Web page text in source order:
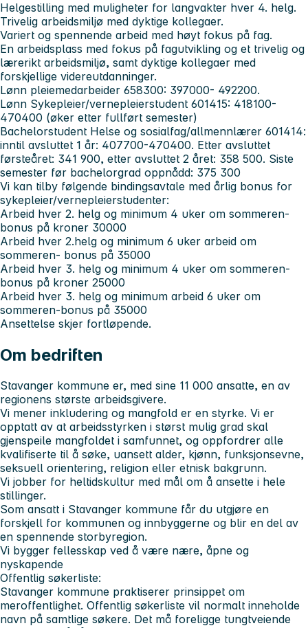
Helgestilling med muligheter for langvakter hver 4. helg.
Trivelig arbeidsmiljø med dyktige kollegaer.
Variert og spennende arbeid med høyt fokus på fag.
En arbeidsplass med fokus på fagutvikling og et trivelig og
lærerikt arbeidsmiljø, samt dyktige kollegaer med
forskjellige videreutdanninger.
Lønn pleiemedarbeider 658300: 397000- 492200.
Lønn Sykepleier/vernepleierstudent 601415: 418100-
470400 (øker etter fullført semester)
Bachelorstudent Helse og sosialfag/allmennlærer 601414:
inntil avsluttet 1 år: 407700-470400. Etter avsluttet
førsteåret: 341 900, etter avsluttet 2 året: 358 500. Siste
semester før bachelorgrad oppnådd: 375 300
Vi kan tilby følgende bindingsavtale med årlig bonus for
sykepleier/vernepleierstudenter:
Arbeid hver 2. helg og minimum 4 uker om sommeren-
bonus på kroner 30000
Arbeid hver 2.helg og minimum 6 uker arbeid om
sommeren- bonus på 35000
Arbeid hver 3. helg og minimum 4 uker om sommeren-
bonus på kroner 25000
Arbeid hver 3. helg og minimum arbeid 6 uker om
sommeren-bonus på 35000
Ansettelse skjer fortløpende.
Om bedriften
Stavanger kommune er, med sine 11 000 ansatte, en av
regionens største arbeidsgivere.
Vi mener inkludering og mangfold er en styrke. Vi er
opptatt av at arbeidsstyrken i størst mulig grad skal
gjenspeile mangfoldet i samfunnet, og oppfordrer alle
kvalifiserte til å søke, uansett alder, kjønn, funksjonsevne,
seksuell orientering, religion eller etnisk bakgrunn.
Vi jobber for heltidskultur med mål om å ansette i hele
stillinger.
Som ansatt i Stavanger kommune får du utgjøre en
forskjell for kommunen og innbyggerne og blir en del av
en spennende storbyregion.
Vi bygger fellesskap ved å være nære, åpne og
nyskapende
Offentlig søkerliste:
Stavanger kommune praktiserer prinsippet om
meroffentlighet. Offentlig søkerliste vil normalt inneholde
navn på samtlige søkere. Det må foreligge tungtveiende